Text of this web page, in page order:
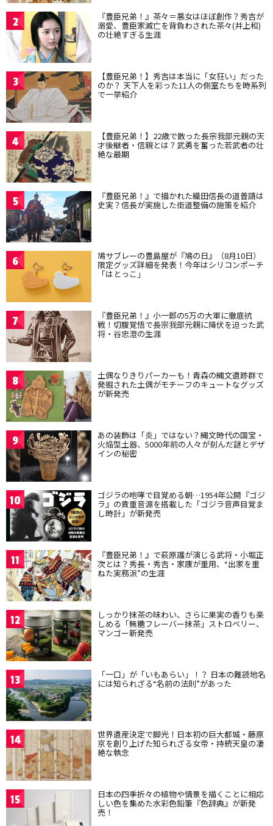
2 『豊臣兄弟！』茶々＝悪女はほぼ創作？秀吉が
溺愛、豊臣家滅亡を背負わされた茶々(井上和)
の壮絶すぎる生涯
3 【豊臣兄弟！】秀吉は本当に「女狂い」だった
のか？ 天下人を彩った11人の側室たちを時系列
で一挙紹介
4 【豊臣兄弟！】22歳で散った長宗我部元親の天
才後継者・信親とは？武勇を奮った若武者の壮
絶な最期
5 『豊臣兄弟！』で描かれた織田信長の道普請は
史実？信長が実施した街道整備の施策を紹介
6 鳩サブレーの豊島屋が『鳩の日』（8月10日）
限定グッズ詳細を発表！今年はシリコンポーチ
「はとっこ」
7 『豊臣兄弟！』小一郎の5万の大軍に徹底抗
戦！切腹覚悟で長宗我部元親に降伏を迫った武
将・谷忠澄の生涯
8 土偶なりきりパーカーも！青森の縄文遺跡群で
発掘された土偶がモチーフのキュートなグッズ
が新発売
9 あの装飾は「炎」ではない？縄文時代の国宝・
火焔型土器、5000年前の人々が刻んだ謎とデザ
インの秘密
10 ゴジラの咆哮で目覚める朝…1954年公開『ゴジ
ラ』の貴重音源を搭載した「ゴジラ音声目覚ま
し時計」が新発売
11 『豊臣兄弟！』で萩原護が演じる武将・小堀正
次とは？秀長・秀吉・家康が重用、“出家を重
ねた実務派”の生涯
12 しっかり抹茶の味わい、さらに果実の香りも楽
しめる「無糖フレーバー抹茶」ストロベリー、
マンゴー新発売
13 「一口」が「いもあらい」！？ 日本の難読地名
には知られざる“名前の法則”があった
14 世界遺産決定で脚光！日本初の巨大都城・藤原
京を創り上げた知られざる女帝・持統天皇の凄
絶な執念
15 日本の四季折々の植物や情景を描くことに相応
しい色を集めた水彩色鉛筆『色辞典』が新発
売！